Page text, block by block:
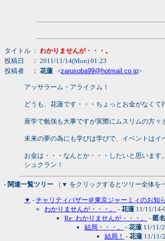
タイトル ： わかりませんが・・・。
投稿日
： 2011/11/14(Mon) 01:23
投稿者
： 花蓮 <zarusoba99@hotmail.co.jp>
アッサラーム・アライクム！
どうも、花蓮です・・・ちょっとお金がなく
座学で勉強も大事ですが実際にムスリムの方々
未来の夢の為にも学びは学びで、イベントはイ
お金は・・・なんとか・・・したいと思います。
シュクラン！
- 関連一覧ツリー （▼ をクリックするとツリー全体を
▼ - チャリティバザー＠東京ジャーミィのお知
わかりませんが・・・。
- 花蓮 11/11/14-
Re: わかりませんが・・・。
- 匿
結局・・・。
- 花蓮 11/11/
結局！ - 花蓮 11/11/